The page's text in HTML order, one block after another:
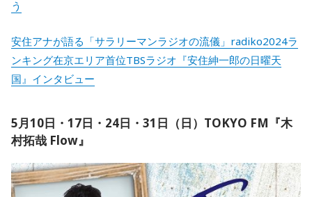
う
安住アナが語る「サラリーマンラジオの流儀」radiko2024ラ
ンキング在京エリア首位TBSラジオ『安住紳一郎の日曜天
国』インタビュー
5月10日・17日・24日・31日（日）TOKYO FM『木
村拓哉 Flow』